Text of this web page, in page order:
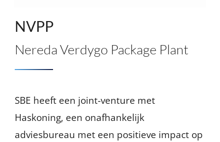
NVPP
NeredaVerdygo Package Plant
SBE heeft een joint-venture met
Haskoning, een onafhankelijk
adviesbureau met een positieve impact op